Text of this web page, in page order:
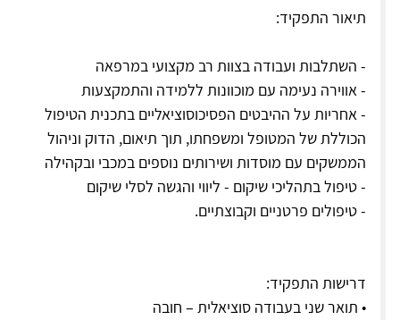
תיאור התפקיד:
- השתלבות ועבודה בצוות רב מקצועי במרפאה
- אווירה נעימה עם מוכוונות ללמידה והתמקצעות
- אחריות על ההיבטים הפסיכוסוציאליים בתכנית הטיפול
הכוללת של המטופל ומשפחתו, תוך תיאום, הדוק וניהול
הממשקים עם מוסדות ושירותים נוספים במכבי ובקהילה
- טיפול בתהליכי שיקום - ליווי והגשה לסלי שיקום
- טיפולים פרטניים וקבוצתיים.
דרישות התפקיד:
• תואר שני בעבודה סוציאלית – חובה